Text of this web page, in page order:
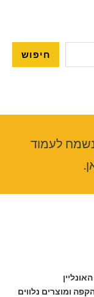
חיפוש
לעמוד
ומוצרים נלווים